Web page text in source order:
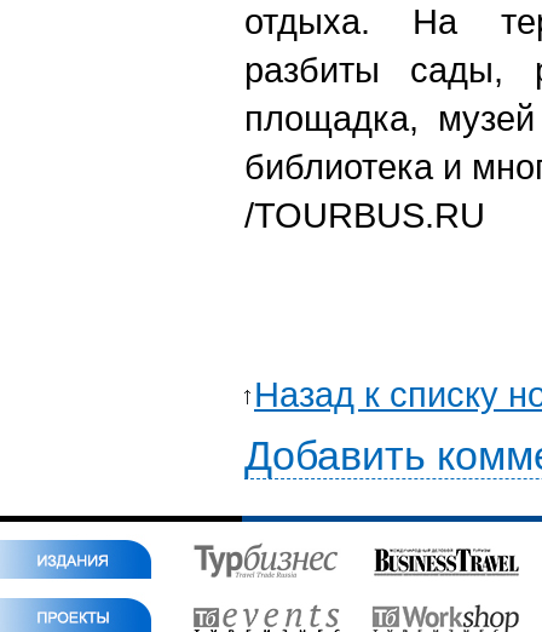
отдыха. На
разбиты сады,
площадка, музей
библиотека и
/TOURBUS.RU
Назад к списку
Добавить